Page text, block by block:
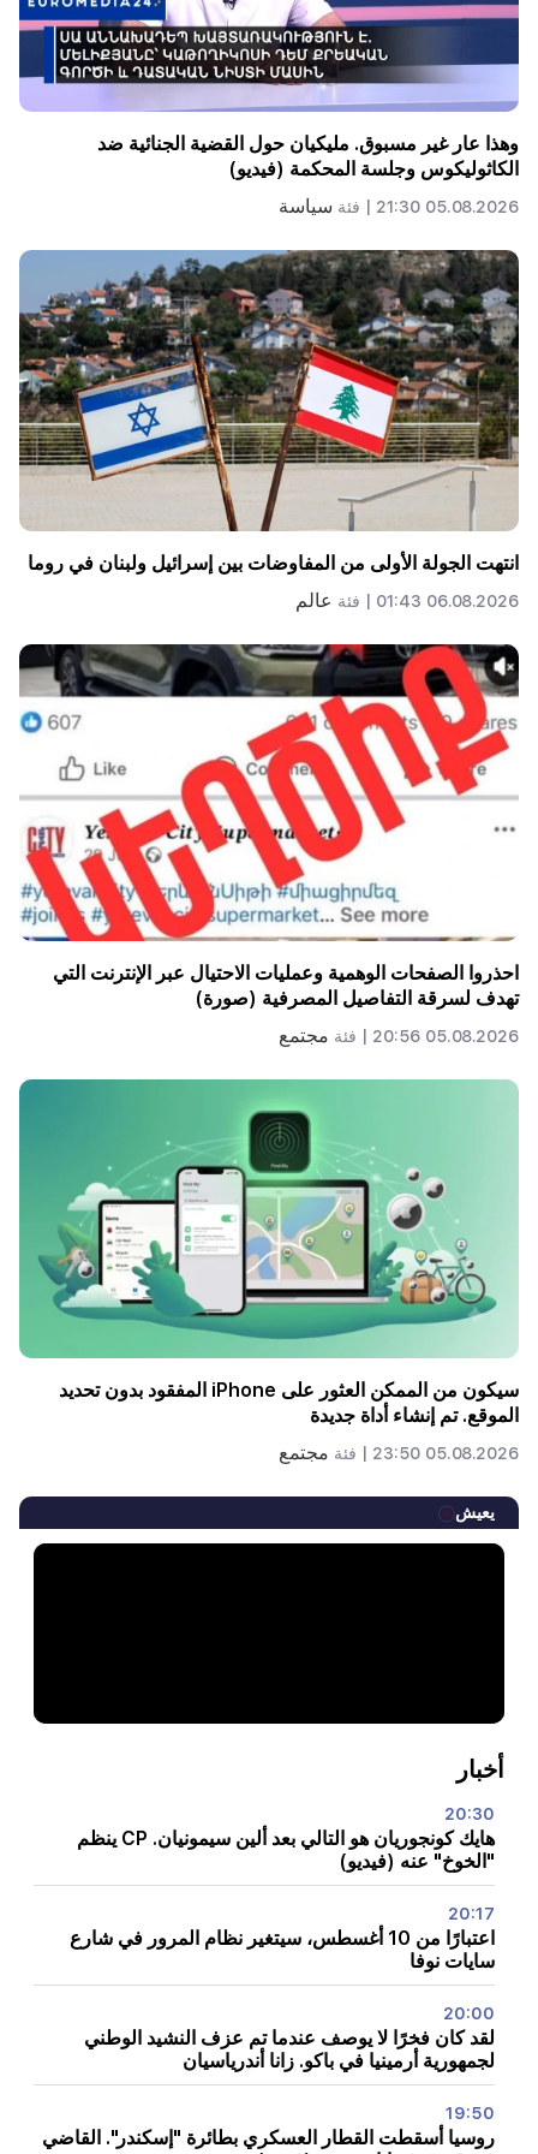
وهذا عار غير مسبوق. مليكيان حول القضية الجنائية ضد
الكاثوليكوس وجلسة المحكمة (فيديو)
05.08.2026 21:30 | فئة سياسة
انتهت الجولة الأولى من المفاوضات بين إسرائيل ولبنان في روما
06.08.2026 01:43 | فئة عالم
احذروا الصفحات الوهمية وعمليات الاحتيال عبر الإنترنت التي
تهدف لسرقة التفاصيل المصرفية (صورة)
05.08.2026 20:56 | فئة مجتمع
سيكون من الممكن العثور على iPhone المفقود بدون تحديد
الموقع. تم إنشاء أداة جديدة
05.08.2026 23:50 | فئة مجتمع
يعيش
أخبار
20:30
هايك كونجوريان هو التالي بعد ألين سيمونيان. CP ينظم
"الخوخ" عنه (فيديو)
20:17
اعتبارًا من 10 أغسطس، سيتغير نظام المرور في شارع
سايات نوفا
20:00
لقد كان فخرًا لا يوصف عندما تم عزف النشيد الوطني
لجمهورية أرمينيا في باكو. زانا أندرياسيان
19:50
روسيا أسقطت القطار العسكري بطائرة "إسكندر". القاضي